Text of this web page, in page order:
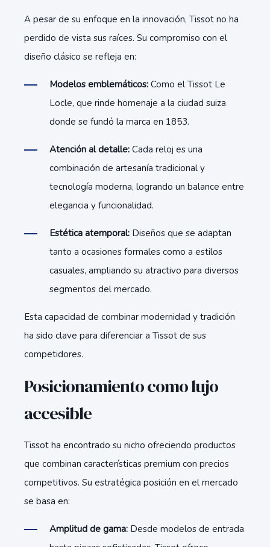
A pesar de su enfoque en la innovación, Tissot no ha
perdido de vista sus raíces. Su compromiso con el
diseño clásico se refleja en:
Modelos emblemáticos: Como el Tissot Le
Locle, que rinde homenaje a la ciudad suiza
donde se fundó la marca en 1853.
Atención al detalle: Cada reloj es una
combinación de artesanía tradicional y
tecnología moderna, logrando un balance entre
elegancia y funcionalidad.
Estética atemporal: Diseños que se adaptan
tanto a ocasiones formales como a estilos
casuales, ampliando su atractivo para diversos
segmentos del mercado.
Esta capacidad de combinar modernidad y tradición
ha sido clave para diferenciar a Tissot de sus
competidores.
Posicionamiento como lujo
accesible
Tissot ha encontrado su nicho ofreciendo productos
que combinan características premium con precios
competitivos. Su estratégica posición en el mercado
se basa en:
Amplitud de gama: Desde modelos de entrada